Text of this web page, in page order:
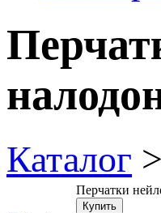
Каталог >
Перчатки